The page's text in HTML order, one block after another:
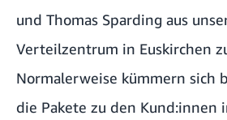
und Thomas Sparding aus
Verteilzentrum in Euskirchen
Normalerweise kümmern sich
die Pakete zu den Kund:innen